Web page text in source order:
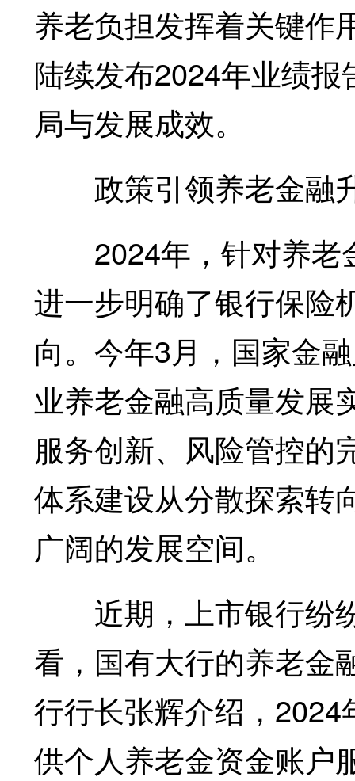
养老负担发挥着关键作
陆续发布2024年业绩
局与发展成效。
政策引领养老金融
2024年，针对养老
进一步明确了银行保险
向。今年3月，国家金
业养老金融高质量发展
服务创新、风险管控的
体系建设从分散探索转
广阔的发展空间。
近期，上市银行纷
看，国有大行的养老金
行行长张辉介绍，
供个人养老金资金账户